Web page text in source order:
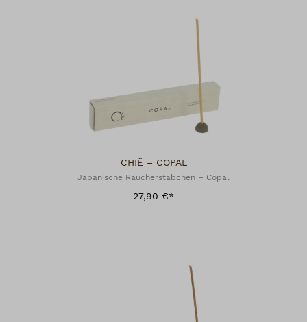
CHIË – COPAL
Japanische Räucherstäbchen – Copal
27,90 €*